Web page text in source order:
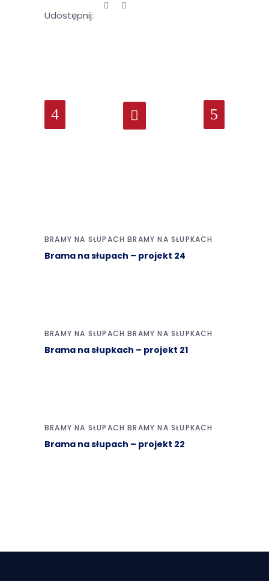
Udostępnij:
BRAMY NA SŁUPACH BRAMY NA SŁUPKACH
Brama na słupach – projekt 24
BRAMY NA SŁUPACH BRAMY NA SŁUPKACH
Brama na słupkach – projekt 21
BRAMY NA SŁUPACH BRAMY NA SŁUPKACH
Brama na słupach – projekt 22